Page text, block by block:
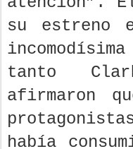
atención”.
su estreno
tanto
afirmaron